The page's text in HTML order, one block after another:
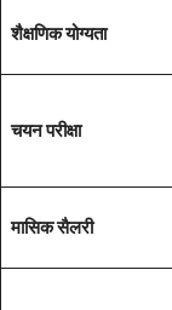
शैक्षणिक योग्यता
चयन परीक्षा
मासिक सैलरी